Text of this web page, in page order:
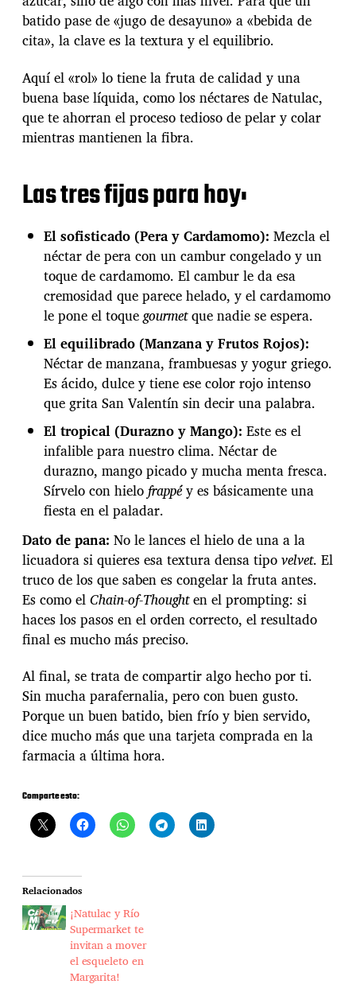
a
d
a
s
p
a
a
e
l
1
4
e
n
s
d
r
a
m
a
y
m
á
s
s
a
b
o
r
e
n
e
l
v
a
s
o
batido pase de «jugo de desayuno» a «bebida de
cita», la clave es la textura y el equilibrio.
Aquí el «rol» lo tiene la fruta de calidad y una
buena base líquida, como los néctares de Natulac,
que te ahorran el proceso tedioso de pelar y colar
mientras mantienen la fibra.
Las tres fijas para hoy:
El sofisticado (Pera y Cardamomo): Mezcla el
néctar de pera con un cambur congelado y un
toque de cardamomo. El cambur le da esa
cremosidad que parece helado, y el cardamomo
le pone el toquegourmetque nadie se espera.
El equilibrado (Manzana y Frutos Rojos):
Néctar de manzana, frambuesas y yogur griego.
Es ácido, dulce y tiene ese color rojo intenso
que grita San Valentín sin decir una palabra.
El tropical (Durazno y Mango): Este es el
infalible para nuestro clima. Néctar de
durazno, mango picado y mucha menta fresca.
Sírvelo con hielofrappéy es básicamente una
fiesta en el paladar.
Dato de pana: No le lances el hielo de una a la
licuadora si quieres esa textura densa tipovelvet. El
truco de los que saben es congelar la fruta antes.
Es como elChain-of-Thoughten el prompting: si
haces los pasos en el orden correcto, el resultado
final es mucho más preciso.
Al final, se trata de compartir algo hecho por ti.
Sin mucha parafernalia, pero con buen gusto.
Porque un buen batido, bien frío y bien servido,
dice mucho más que una tarjeta comprada en la
farmacia a última hora.
Comparte esto:
Relacionados
¡Natulac y Río
Supermarket te
invitan a mover
el esqueleto en
Margarita!